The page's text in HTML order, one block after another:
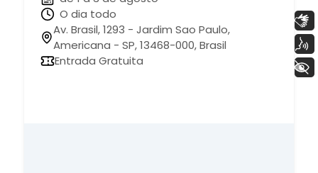
O dia todo
Av. Brasil, 1293 - Jardim Sao Paulo,
Americana - SP, 13468-000, Brasil
Entrada Gratuita